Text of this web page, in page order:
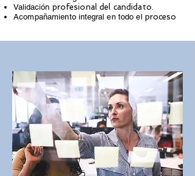
Validación profesional del candidato.
Acompañamiento integral en todo el proceso